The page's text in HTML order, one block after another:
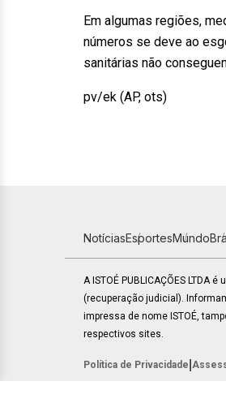
Em algumas regiões,
números se deve ao
sanitárias não
pv/ek (AP, ots)
NotíciasEsportesMundo
A ISTOÉ PUBLICAÇÕES LTDA
(recuperação judicial).
impressa de nome ISTOÉ,
respectivos sites.
Política de Privacidade